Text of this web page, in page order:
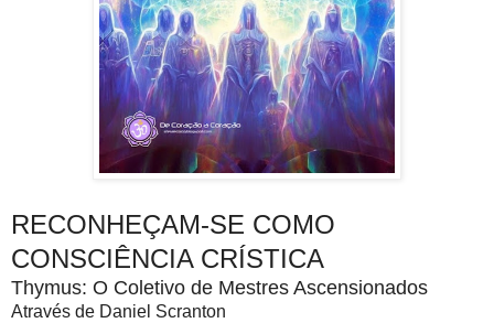
RECONHEÇAM-SE COMO
CONSCIÊNCIA CRÍSTICA
Thymus: O Coletivo de Mestres Ascensionados
Através de Daniel Scranton